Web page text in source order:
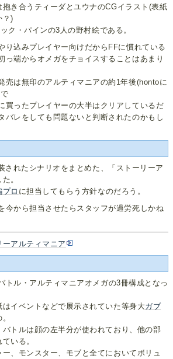
き合うティーダとユウナのCGイラスト(表紙
？)
ク・パインの3人の野村絵である。
り込みプレイヤー向けだからFFに慣れている
っ端からオメガをチョイスすることはあまり
売は無印のアルティマニアの約1年後(hontoに
買ったプレイヤーの大半はクリアしているだ
バレをしても問題ないと判断されたのかもし
されたシナリオをまとめた、「ストーリーア
。
プロ に担当してもらう方針なのだろう。
今から担当させたらスタッフが過労死しかね
ーアルティマニア
トル・アルティマニアオメガの3冊構成となっ
イベントなどで展示されていた等身大ガブ
トルは顔の左半分が使われており、他の部
いる。
、モンスター、モブと全てにおいてボリュ